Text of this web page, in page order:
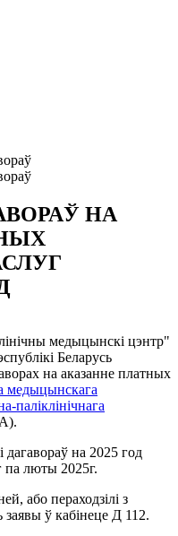
НА
медыцынскі цэнтр"
Беларусь
на аказанне платных
медыцынскага
паліклінічнага
дагавораў на 2025 год
па люты 2025г.
або пераходзілі з
ў кабінеце Д 112.